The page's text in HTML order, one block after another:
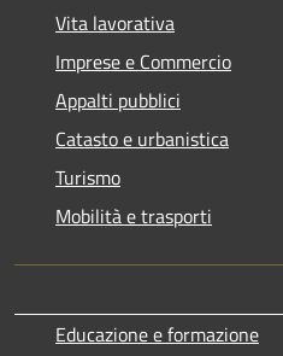
Vita lavorativa
Imprese e Commercio
Appalti pubblici
Catasto e urbanistica
Turismo
Mobilità e trasporti
Educazione e formazione